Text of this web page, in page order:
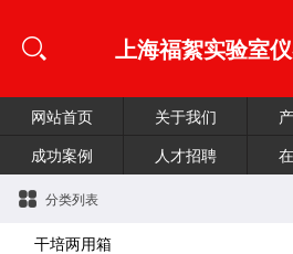
上海福絮实验室
网站首页 关于我们
成功案例
人才招聘
分类列表
干培两用箱